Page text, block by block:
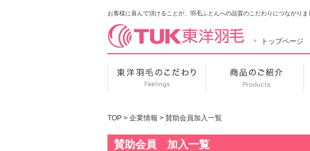
お客様に喜んで頂けることが、羽毛ふとんへの品質のこだわりにつながり
トップページ
東洋羽毛のこだわり
TOP > 企業情報 > 賛助会員加入一覧
賛助会員 加入一覧